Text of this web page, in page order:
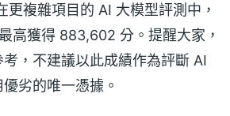
更複雜項目的 AI 大模型評測中，
高獲得 883,602 分。提醒大家，
，不建議以此成績作為評斷 AI
劣的唯一憑據。